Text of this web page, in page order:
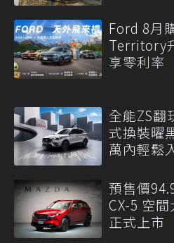
Ford 8月
Territory
享零利率
全能ZS翻
式換裝曜
萬內輕鬆
預售價
CX-5 空
正式上市